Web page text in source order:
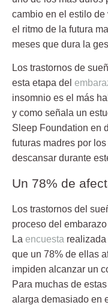
cambio en el estilo de
el ritmo de la futura
meses que dura la
Los trastornos de
esta etapa del
insomnio es el más
y como señala un
Sleep Foundation en
futuras madres por
descansar durante
Un 78% de
Los trastornos del
proceso del
La encuesta
que un 78% de ellas
impiden alcanzar un
Para muchas de
alarga demasiado en